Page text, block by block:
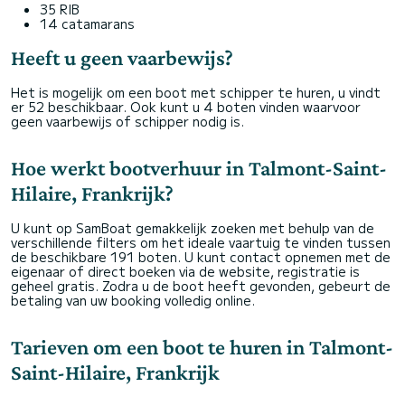
35 RIB
14 catamarans
Heeft u geen vaarbewijs?
Het is mogelijk om een boot met schipper te huren, u vindt
er 52 beschikbaar. Ook kunt u 4 boten vinden waarvoor
geen vaarbewijs of schipper nodig is.
Hoe werkt bootverhuur in Talmont-Saint-
Hilaire, Frankrijk?
U kunt op SamBoat gemakkelijk zoeken met behulp van de
verschillende filters om het ideale vaartuig te vinden tussen
de beschikbare 191 boten. U kunt contact opnemen met de
eigenaar of direct boeken via de website, registratie is
geheel gratis. Zodra u de boot heeft gevonden, gebeurt de
betaling van uw booking volledig online.
Tarieven om een boot te huren in Talmont-
Saint-Hilaire, Frankrijk